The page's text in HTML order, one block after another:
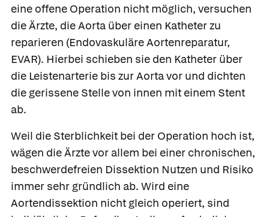
eine offene Operation nicht möglich, versuchen
die Ärzte, die Aorta über einen Katheter zu
reparieren (Endovaskuläre Aortenreparatur,
EVAR). Hierbei schieben sie den Katheter über
die Leistenarterie bis zur Aorta vor und dichten
die gerissene Stelle von innen mit einem Stent
ab.
Weil die Sterblichkeit bei der Operation hoch ist,
wägen die Ärzte vor allem bei einer chronischen,
beschwerdefreien Dissektion Nutzen und Risiko
immer sehr gründlich ab. Wird eine
Aortendissektion nicht gleich operiert, sind